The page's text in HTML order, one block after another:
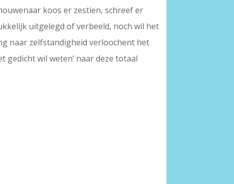
koos er zestien, schreef er
uitgelegd of verbeeld, noch wil het
naar zelfstandigheid verloochent het
gedicht wil weten’ naar deze totaal